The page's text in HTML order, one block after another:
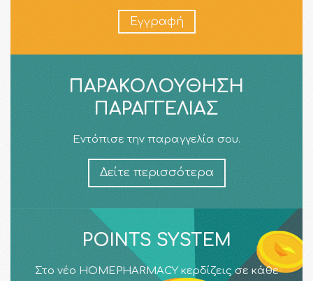
Εγγραφή
ΠΑΡΑΚΟΛΟΎΘΗΣΗ
ΠΑΡΑΓΓΕΛΊΑΣ
Εντόπισε την παραγγελία σου.
Δείτε περισσότερα
POINTS SYSTEM
Στο νέο HOMEPHARMACY κερδίζεις σε κάθε